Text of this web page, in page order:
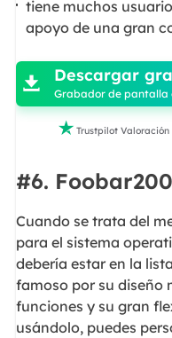
tiene muchos
apoyo de una gran

 Descargar
Grabador de pantalla
 Trustpilot Valoración
#6.
Cuando se trata del
para el sistema
debería estar en la
famoso por su diseño
funciones y su gran
usándolo, puedes